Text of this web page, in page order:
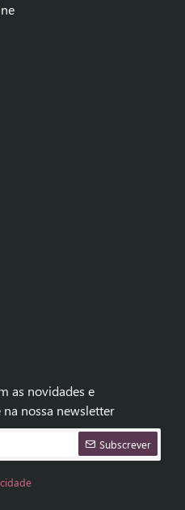
as novidades e
nossa newsletter
Subscrever